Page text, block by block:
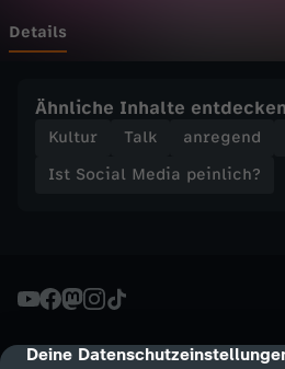
cmp-dialog-description
Deine
i
p
n
l
Details
Ähnliche Inhalte entdecken
Kultur Talk anregend
Ist Social Media peinlich?